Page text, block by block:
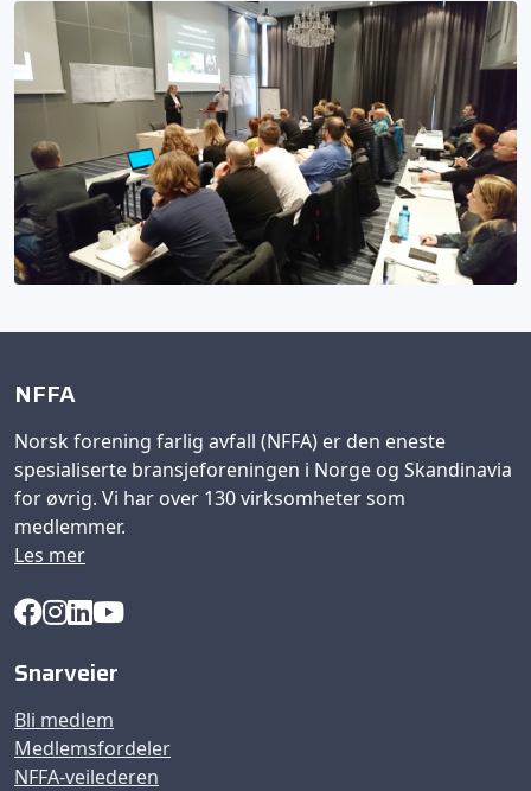
02 Bedriftsintern opplæring i asbesthåndtering etter nytt regelverk - HIM IKS/Toraneset Miljøpark
Kurs
02 Webinarserie om NS9431 - Nr.6
Webinarer
03 NFFAs grunnopplæring innen bærekraftig håndtering av farlig avfall og miljøgifter
Kurs
NFFA
Norsk forening farlig avfall (NFFA) er den eneste
spesialiserte bransjeforeningen i Norge og Skandinavia
for øvrig. Vi har over 130 virksomheter som
medlemmer.
Les mer
Snarveier
Bli medlem
Medlemsfordeler
NFFA-veilederen